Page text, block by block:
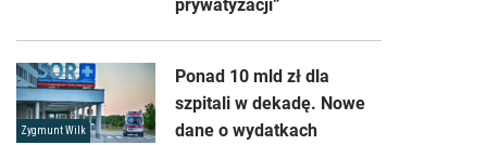
prywatyzacji”
Zygmunt Wilk
Ponad 10 mld zł dla
szpitali w dekadę. Nowe
dane o wydatkach